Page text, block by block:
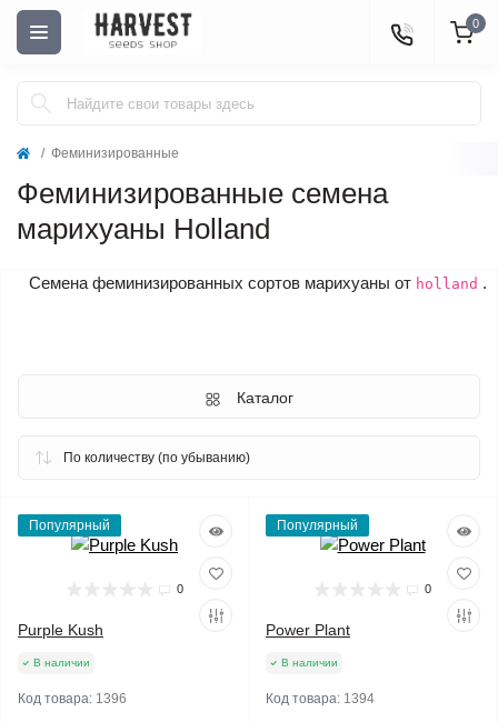
0
Феминизированные
Феминизированные семена
марихуаны Holland
Семена феминизированных сортов марихуаны от holland .
Каталог
Популярный
0
Purple Kush
В наличии
Код товара: 1396
Популярный
0
Power Plant
В наличии
Код товара: 1394